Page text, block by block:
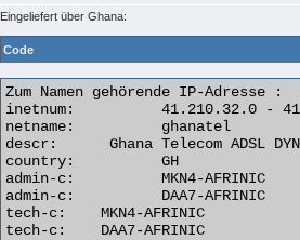
Eingeliefert über Ghana:
Code
Zum Namen gehörende IP-Adresse :
inetnum:	  41.210.32.0 - 41.210.63.255
netname:	  ghanatel
descr:	    Ghana Telecom ADSL DYNAMIC ADDRESS EXPANDED POOL
country:	  GH
admin-c:	  MKN4-AFRINIC
admin-c:	  DAA7-AFRINIC
tech-c:	   MKN4-AFRINIC
tech-c:	   DAA7-AFRINIC